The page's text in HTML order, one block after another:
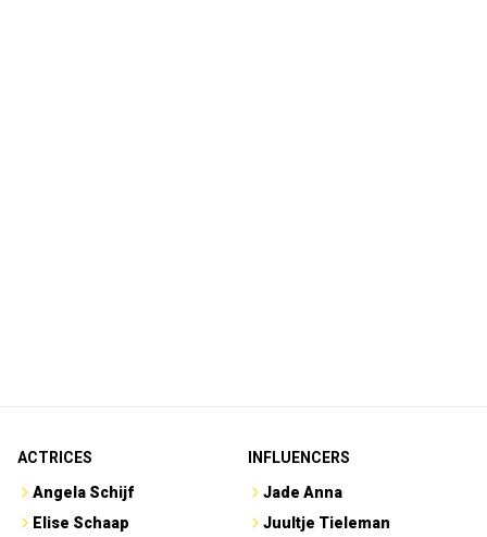
ACTRICES
Angela Schijf
Elise Schaap
INFLUENCERS
Jade Anna
Juultje Tieleman